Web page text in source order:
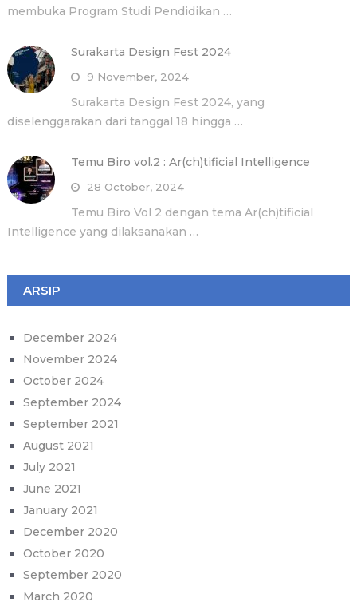
membuka Program Studi Pendidikan …
Surakarta Design Fest 2024
9 November, 2024
Surakarta Design Fest 2024, yang
diselenggarakan dari tanggal 18 hingga …
Temu Biro vol.2 : Ar(ch)tificial Intelligence
28 October, 2024
Temu Biro Vol 2 dengan tema Ar(ch)tificial
Intelligence yang dilaksanakan …
ARSIP
December 2024
November 2024
October 2024
September 2024
September 2021
August 2021
July 2021
June 2021
January 2021
December 2020
October 2020
September 2020
March 2020